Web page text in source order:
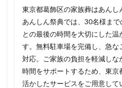
東京都葛飾区の家族葬はあんし
あんしん祭典では、30名様ま
との最後の時間を大切にした温
す。無料駐車場を完備し、急な
対応。ご家族の負担を軽減し
時間をサポートするため、東京
活かしたサービスをご用意して